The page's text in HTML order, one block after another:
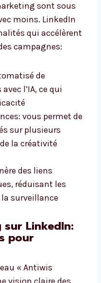
sont sous
moins. LinkedIn
qui accélèrent
campagnes:
de
l’IA, ce qui
vous permet de
sur plusieurs
la créativité
des liens
réduisant les
surveillance
LinkedIn:
pour
« Antiwis